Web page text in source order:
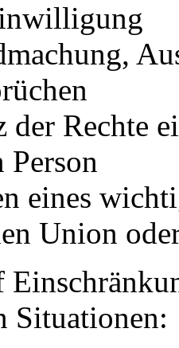
der Rechte
eines
Union
Situationen: